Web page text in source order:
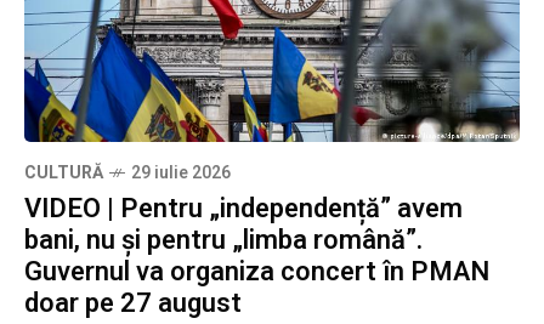
CULTURĂ 29 iulie 2026
VIDEO | Pentru „independență” avem
bani, nu și pentru „limba română”.
Guvernul va organiza concert în PMAN
doar pe 27 august